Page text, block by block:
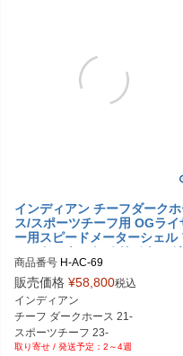
インディアン チーフダーク
ス/スポーツチーフ用 OGライ
ー用スピードメーターシェル
ロントマウント オリジナルガ
ージモト
商品番号 H-AC-69
H-AC-69-BK：ブラック
H-AC-69-AL：アルミ
H-AC-69-CR
H-AC-69-GD：ゴールド
H-AC-69-RD：レッド
販売価格 ¥58,800税込
インディアン
チーフ ダークホース 21-
スポーツチーフ 23-
フロントマウントタイプ
2～4週